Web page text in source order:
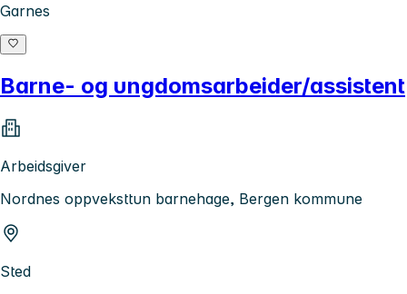
Garnes
Barne- og ungdomsarbeider/assistent
Arbeidsgiver
Nordnes oppveksttun barnehage, Bergen kommune
Sted